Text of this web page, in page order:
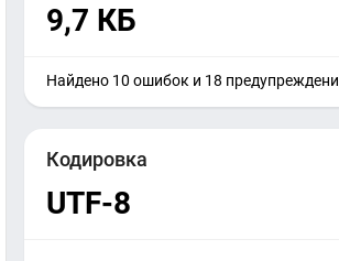
9,7 КБ
Найдено 10 ошибок и 18
Кодировка
UTF-8